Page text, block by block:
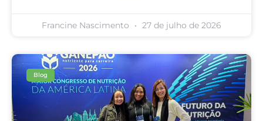
Francine Nascimento 27 de julho de 2026
Blog